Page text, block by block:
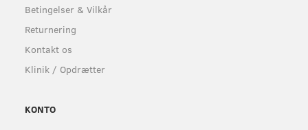
Betingelser & Vilkår
Returnering
Kontakt os
Klinik / Opdrætter
KONTO